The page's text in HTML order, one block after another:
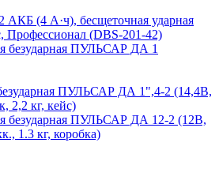
(4 А·ч), бесщеточная ударная
Профессионал (DBS-201-42)
ПУЛЬСАР ДА 1",4-2 (14,4В,
2,2 кг, кейс)